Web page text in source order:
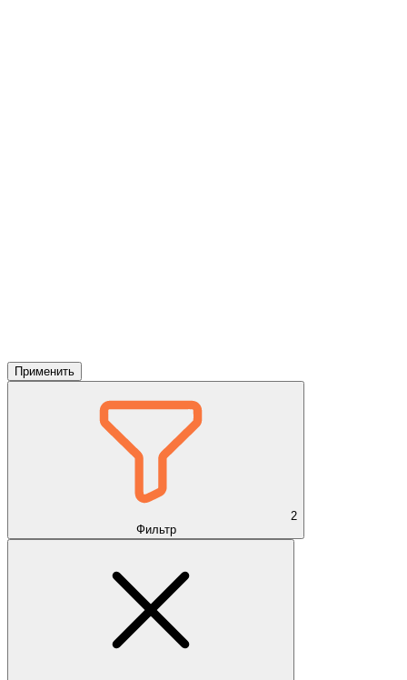
Применить
2
Фильтр